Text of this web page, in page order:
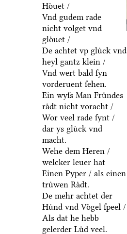
Hoͤuet /
Vnd gudem rade
nicht volget vnd
gloͤuet /
De achtet vp gluͤck vnd
heyl gantz klein /
Vnd wert bald ſyn
vorderuent ſehen.
Ein wyſs Man Fruͤndes
raͤdt nicht voracht /
Wor veel rade ſynt /
dar ys gluͤck vnd
macht.
Wehe dem Heren /
welcker leuer hat
Einen Pyper / als einen
truͤwen Raͤdt.
De mehr achtet der
Huͤnd vnd Voͤgel ſpeel /
Als dat he hebb
gelerder Luͤd veel.